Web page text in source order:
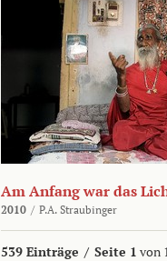
Am Anfang war das
2010 / P.A. Straubinger
539 Einträge / Seite 1 von